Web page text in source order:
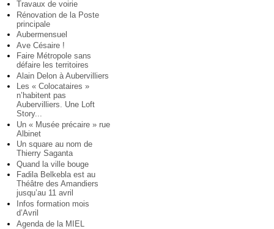
Travaux de voirie
Rénovation de la Poste
principale
Aubermensuel
Ave Césaire !
Faire Métropole sans
défaire les territoires
Alain Delon à Aubervilliers
Les « Colocataires »
n’habitent pas
Aubervilliers. Une Loft
Story...
Un « Musée précaire » rue
Albinet
Un square au nom de
Thierry Saganta
Quand la ville bouge
Fadila Belkebla est au
Théâtre des Amandiers
jusqu’au 11 avril
Infos formation mois
d’Avril
Agenda de la MIEL